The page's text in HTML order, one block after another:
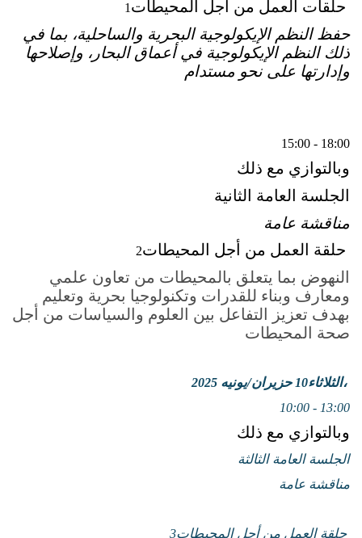
1
حفظ النظم الإيكولوجية البحرية والساحلية، بما في
ذلك النظم الإيكولوجية في أعماق البحار، وإصلاحها
وإدارتها على نحو مستدام
15:00 - 18:00
وبالتوازي مع ذلك
الجلسة العامة الثانية
مناقشة عامة
2
النهوض بما يتعلق بالمحيطات من تعاون علمي
ومعارف وبناء للقدرات وتكنولوجيا بحرية وتعليم
بهدف تعزيز التفاعل بين العلوم والسياسات من أجل
صحة المحيطات
10حزيران/يونيه
2025
10:00 - 13:00
وبالتوازي مع ذلك
الجلسة العامة الثالثة
مناقشة عامة
3